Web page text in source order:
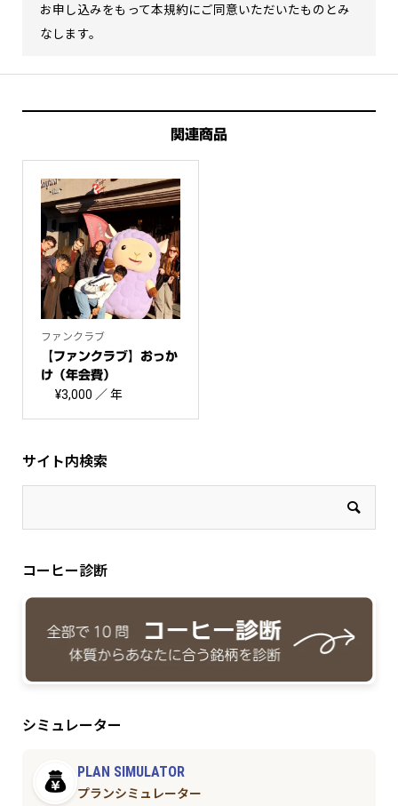
お申し込みをもって本規約にご同意いただいたものとみ
なします。
関連商品
ファンクラブ
【ファンクラブ】おっか
け（年会費）
¥3,000 ／ 年
サイト内検索
コーヒー診断
シミュレーター
PLAN SIMULATOR
プランシミュレーター